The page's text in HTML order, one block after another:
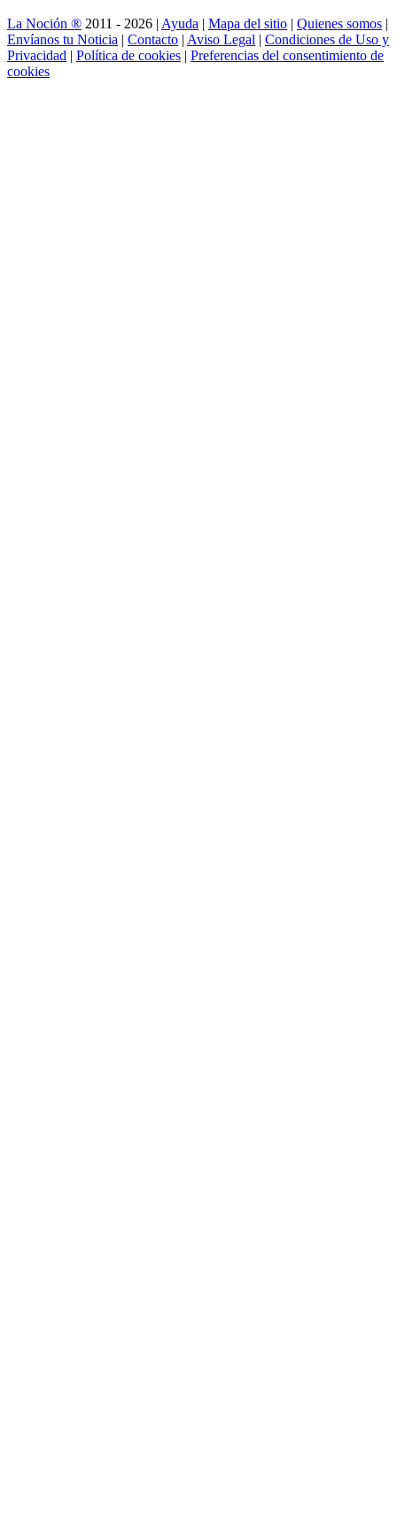
La Noción ® 2011 - 2026 | Ayuda | Mapa del sitio | Quienes somos |
Envíanos tu Noticia | Contacto | Aviso Legal | Condiciones de Uso y
Privacidad | Política de cookies | Preferencias del consentimiento de
cookies